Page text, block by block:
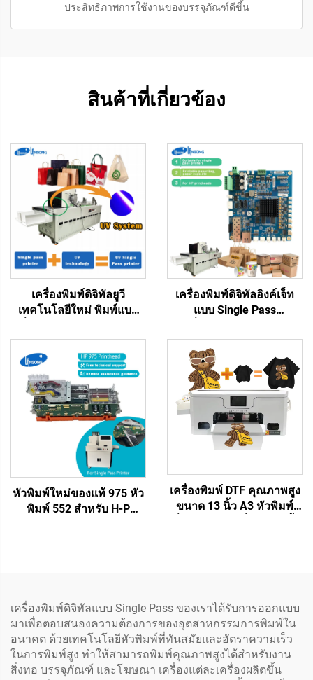
ประสิทธิภาพการใช้งานของบรรจุภัณฑ์ดีขึ้น
สินค้าที่เกี่ยวข้อง
เครื่องพิมพ์ดิจิทัลยูวี
เทคโนโลยีใหม่ พิมพ์แบบ
ขวัญ กล่องพลาสติก
กระดาษอาร์ต โบรชัวร์
นิตยสาร การพิมพ์แบบหนึ่ง
ผ่าน
เครื่องพิมพ์ดิจิทัลอิงค์เจ็ท
แบบ Single Pass
กระดาษ แก้ว แฟน แผ่น
เมนบอร์ด One Pass รุ่น
975/972/973/974 หมึกน้ำ
หัวพิมพ์ใหม่ของแท้ 975 หัว
พิมพ์ 552 สำหรับ H-P
เครื่องพิมพ์ DTF คุณภาพสูง
ขนาด 13 นิ้ว A3 หัวพิมพ์
เครื่องพิมพ์ดิจิทัลแบบ Single Pass ของเราได้รับการออกแบบ
มาเพื่อตอบสนองความต้องการของอุตสาหกรรมการพิมพ์ใน
อนาคต ด้วยเทคโนโลยีหัวพิมพ์ที่ทันสมัยและอัตราความเร็ว
ในการพิมพ์สูง ทำให้สามารถพิมพ์คุณภาพสูงได้สำหรับงาน
สิ่งทอ บรรจุภัณฑ์ และโฆษณา เครื่องแต่ละเครื่องผลิตขึ้น